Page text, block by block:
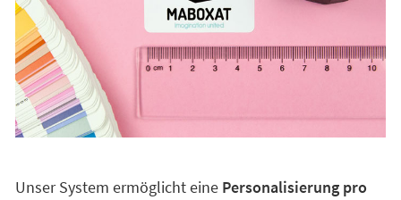
Unser System ermöglicht eine Personalisierung pro